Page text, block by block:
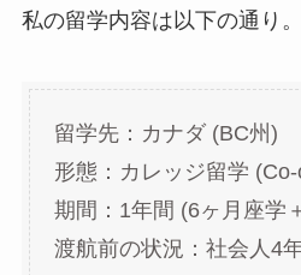
私の留学内容は以下の通り。
留学先：カナダ (BC州)
形態：カレッジ留学
期間：1年間 (6ヶ月座学
渡航前の状況：社会人4